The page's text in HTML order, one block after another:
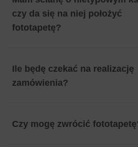
czy da się na niej położyć
fototapetę?
Ile będę czekać na realizację
zamówienia?
Czy mogę zwrócić